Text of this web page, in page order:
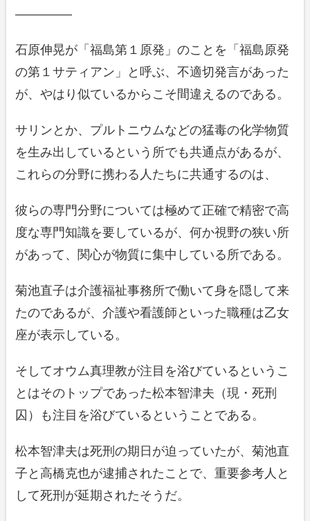
————–
石原伸晃が「福島第１原発」のことを「福島原発
の第１サティアン」と呼ぶ、不適切発言があった
が、やはり似ているからこそ間違えるのである。
サリンとか、プルトニウムなどの猛毒の化学物質
を生み出しているという所でも共通点があるが、
これらの分野に携わる人たちに共通するのは、
彼らの専門分野については極めて正確で精密で高
度な専門知識を要しているが、何か視野の狭い所
があって、関心が物質に集中している所である。
菊池直子は介護福祉事務所で働いて身を隠して来
たのであるが、介護や看護師といった職種は乙女
座が表示している。
そしてオウム真理教が注目を浴びているというこ
とはそのトップであった松本智津夫（現・死刑
囚）も注目を浴びているということである。
松本智津夫は死刑の期日が迫っていたが、菊池直
子と高橋克也が逮捕されたことで、重要参考人と
して死刑が延期されたそうだ。